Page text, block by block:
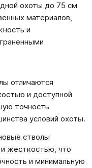
охоты до 75 см
материалов,
и
отличаются
и доступной
точность
условий охоты.
стволы
жесткостью, что
и минимальную